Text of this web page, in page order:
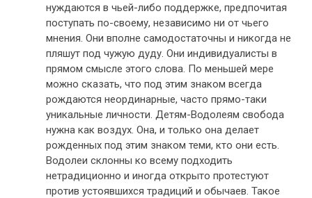
нуждаются в чьей-либо поддержке, предпочитая
поступать по-своему, независимо ни от чьего
мнения. Они вполне самодостаточны и никогда не
пляшут под чужую дуду. Они индивидуалисты в
прямом смысле этого слова. По меньшей мере
можно сказать, что под этим знаком всегда
рождаются неординарные, часто прямо-таки
уникальные личности. Детям-Водолеям свобода
нужна как воздух. Она, и только она делает
рожденных под этим знаком теми, кто они есть.
Водолеи склонны ко всему подходить
нетрадиционно и иногда открыто протестуют
против устоявшихся традиций и обычаев. Такое